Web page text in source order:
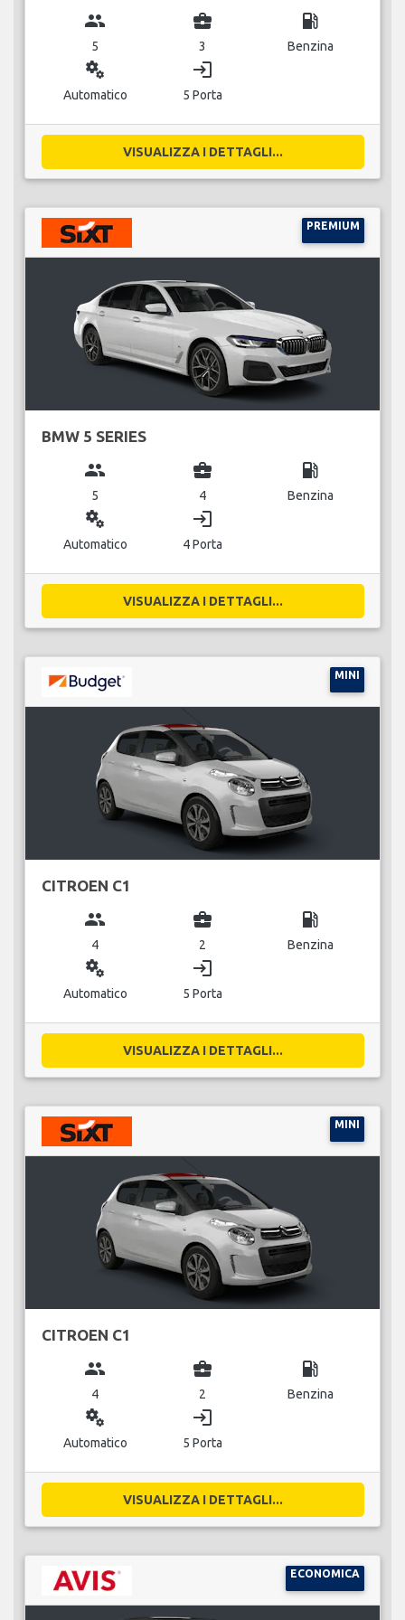
group
5
business_center
3
local_gas_station
Benzina
miscellaneous_services
Automatico
login
5 Porta
VISUALIZZA I DETTAGLI...
PREMIUM
BMW 5 SERIES
group
5
business_center
4
local_gas_station
Benzina
miscellaneous_services
Automatico
login
4 Porta
VISUALIZZA I DETTAGLI...
MINI
CITROEN C1
group
4
business_center
2
local_gas_station
Benzina
miscellaneous_services
Automatico
login
5 Porta
VISUALIZZA I DETTAGLI...
MINI
CITROEN C1
group
4
business_center
2
local_gas_station
Benzina
miscellaneous_services
Automatico
login
5 Porta
VISUALIZZA I DETTAGLI...
ECONOMICA